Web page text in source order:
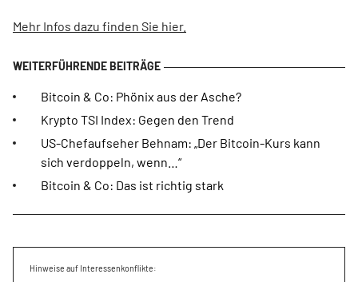
Mehr Infos dazu finden Sie hier.
Bitcoin & Co: Phönix aus der Asche?
Krypto TSI Index: Gegen den Trend
US-Chefaufseher Behnam: „Der Bitcoin-Kurs kann
sich verdoppeln, wenn…“
Bitcoin & Co: Das ist richtig stark
Hinweise auf Interessenkonflikte: